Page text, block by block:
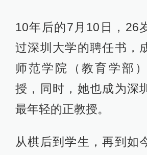
10年后的7月10日，26
过深圳大学的聘任书，
师范学院（教育学部
授，同时，她也成为深
最年轻的正教授。
从棋后到学生，再到如